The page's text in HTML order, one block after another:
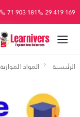
29 419 169
71 903 181
الرئيسية
المواد الموازية